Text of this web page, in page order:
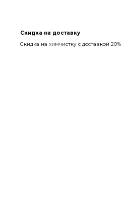
Скидка на доставку
Скидка на химчистку с доставкой 20%